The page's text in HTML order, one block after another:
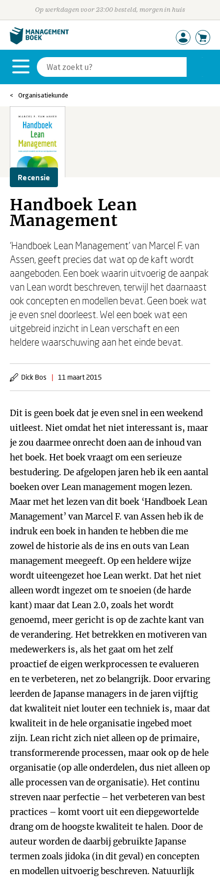
Op werkdagen voor 23:00 besteld, morgen in huis
Organisatiekunde
Recensie
Handboek Lean
Management
‘Handboek Lean Management’ van Marcel F. van
Assen, geeft precies dat wat op de kaft wordt
aangeboden. Een boek waarin uitvoerig de aanpak
van Lean wordt beschreven, terwijl het daarnaast
ook concepten en modellen bevat. Geen boek wat
je even snel doorleest. Wel een boek wat een
uitgebreid inzicht in Lean verschaft en een
heldere waarschuwing aan het einde bevat.
Dick Bos | 11 maart 2015
Dit is geen boek dat je even snel in een weekend
uitleest. Niet omdat het niet interessant is, maar
je zou daarmee onrecht doen aan de inhoud van
het boek. Het boek vraagt om een serieuze
bestudering. De afgelopen jaren heb ik een aantal
boeken over Lean management mogen lezen.
Maar met het lezen van dit boek ‘Handboek Lean
Management’ van Marcel F. van Assen heb ik de
indruk een boek in handen te hebben die me
zowel de historie als de ins en outs van Lean
management meegeeft. Op een heldere wijze
wordt uiteengezet hoe Lean werkt. Dat het niet
alleen wordt ingezet om te snoeien (de harde
kant) maar dat Lean 2.0, zoals het wordt
genoemd, meer gericht is op de zachte kant van
de verandering. Het betrekken en motiveren van
medewerkers is, als het gaat om het zelf
proactief de eigen werkprocessen te evalueren
en te verbeteren, net zo belangrijk. Door ervaring
leerden de Japanse managers in de jaren vijftig
dat kwaliteit niet louter een techniek is, maar dat
kwaliteit in de hele organisatie ingebed moet
zijn. Lean richt zich niet alleen op de primaire,
transformerende processen, maar ook op de hele
organisatie (op alle onderdelen, dus niet alleen op
alle processen van de organisatie). Het continu
streven naar perfectie – het verbeteren van best
practices – komt voort uit een diepgewortelde
drang om de hoogste kwaliteit te halen. Door de
auteur worden de daarbij gebruikte Japanse
termen zoals jidoka (in dit geval) en concepten
en modellen uitvoerig beschreven. Natuurlijk